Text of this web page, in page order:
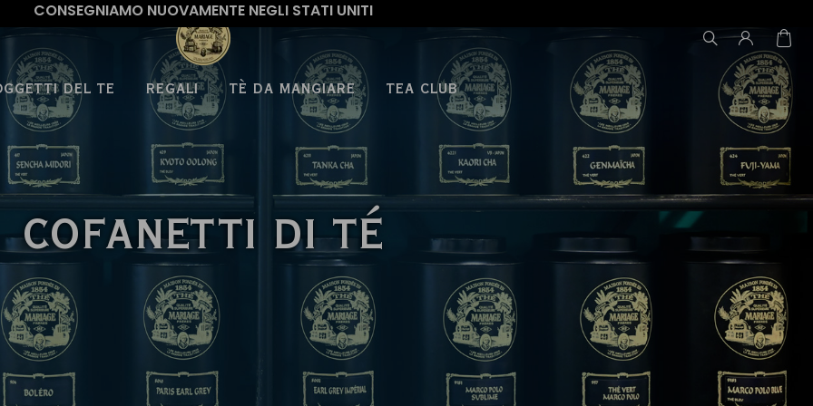
CONSEGNIAMO NUOVAMENTE NEGLI STATI UNITI
DEL TE REGALI TÈ DA MANGIARE TEA CLUB
COFANETTI DI TÉ